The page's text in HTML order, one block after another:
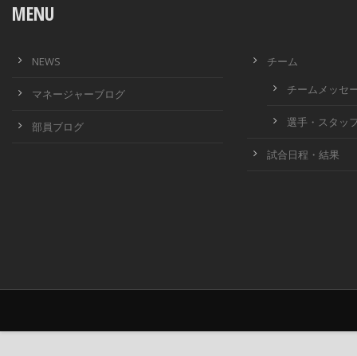
MENU
NEWS
マネージャーブログ
部員ブログ
チーム
チームメッセ
選手・スタッ
試合日程・結果